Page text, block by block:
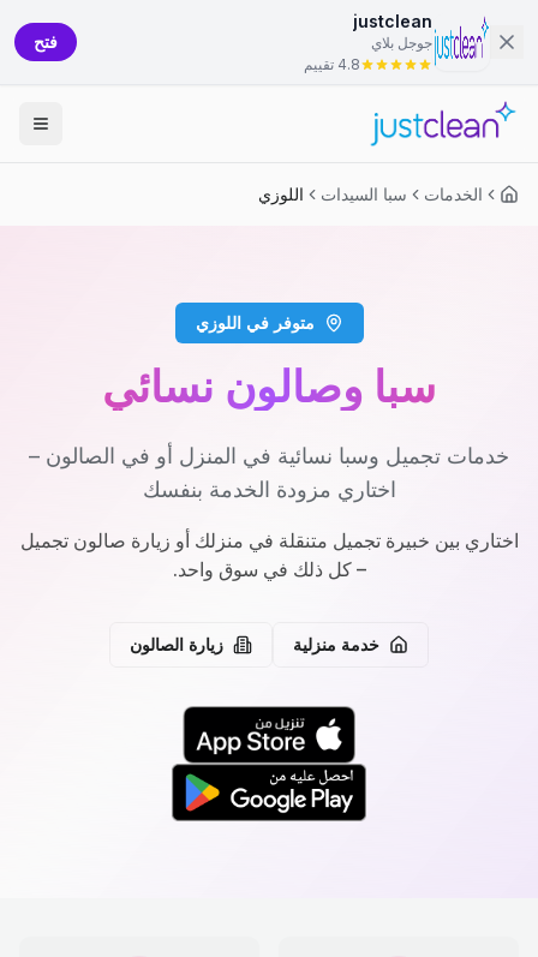
justclean
جوجل بلاي
4.8 تقييم
فتح
الخدمات سبا السيدات اللوزي
متوفر في اللوزي
سبا وصالون نسائي
خدمات تجميل وسبا نسائية في المنزل أو في الصالون –
اختاري مزودة الخدمة بنفسك
اختاري بين خبيرة تجميل متنقلة في منزلك أو زيارة صالون تجميل
– كل ذلك في سوق واحد.
خدمة منزلية زيارة الصالون